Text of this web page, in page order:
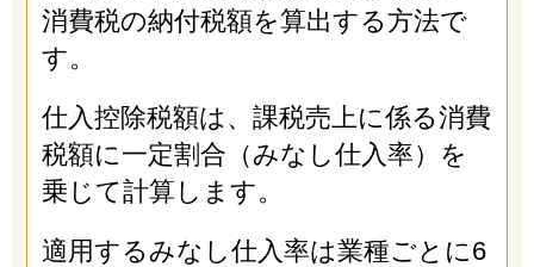
消費税の納付税額を算出する方法で
す。
仕入控除税額は、課税売上に係る消費
税額に一定割合（みなし仕入率）を
乗じて計算します。
適用するみなし仕入率は業種ごとに6